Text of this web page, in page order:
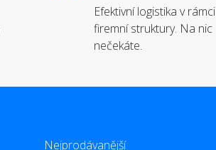
Efektivní logistika v rámci
firemní struktury. Na nic
nečekáte.
Nejprodávanější